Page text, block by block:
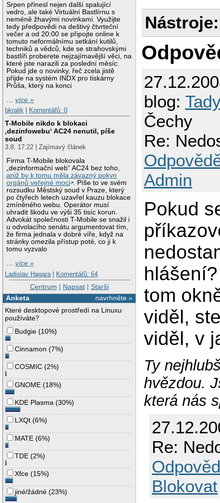
Srpen přinesl nejen další spalující
vedro, ale také Virtuální Bastlírnu s
neméně žhavými novinkami. Využijte
tedy předpovědi na deštivý čtvrteční
večer a od 20:00 se připojte online k
tomuto neformálnímu setkání kutilů,
techniků a vědců, kde se strahovskými
bastlíři proberete nejzajímavější věci, na
které jste narazili za poslední měsíc.
Pokud jde o novinky, řeč zcela jistě
přijde na systém INDX pro tiskárny
Průša, který na konci
…více »
bkralik
Komentářů: 0
T-Mobile nikdo k blokaci
‚dezinfowebu‘ AC24 nenutil, píše
soud
3.8. 17:22 | Zajímavý článek
Firma T-Mobile blokovala
„dezinformační web“ AC24 bez toho,
aniž by k tomu měla závazný pokyn
orgánů veřejné moci . Píše to ve svém
rozsudku Městský soud v Praze, který
po čtyřech letech uzavřel kauzu blokace
zmíněného webu. Operátor musí
uhradit škodu ve výši 35 tisíc korun.
Advokát společnosti T-Mobile se snažil i
u odvolacího senátu argumentovat tím,
že firma jednala v dobré víře, když na
stránky omezila přístup poté, co ji k
tomu vyzvalo
…více »
Ladislav Hagara | Komentářů: 64
Centrum | Napsat| Starší
navrhněte »
Anketa
Které desktopové prostředí na Linuxu
používáte?
Budgie (10%)
Cinnamon (7%)
COSMIC (2%)
GNOME (18%)
KDE Plasma (30%)
LXQt (6%)
MATE (6%)
TDE (2%)
Xfce (15%)
jiné/žádné (23%)
Nástroje:
blog:
Čechy
Re:
Admin
Pokud
tom
viděl,
viděl, v
Ty
hvězdou.
která nás
Re:
Blokovat